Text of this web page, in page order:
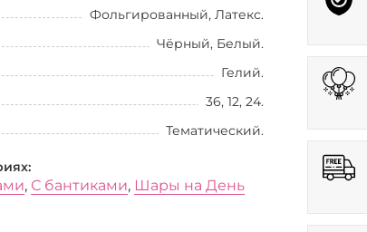
Фольгированный, Латекс.
Чёрный, Белый.
Гелий.
36, 12, 24.
Тематический.
, С бантиками, Шары на День